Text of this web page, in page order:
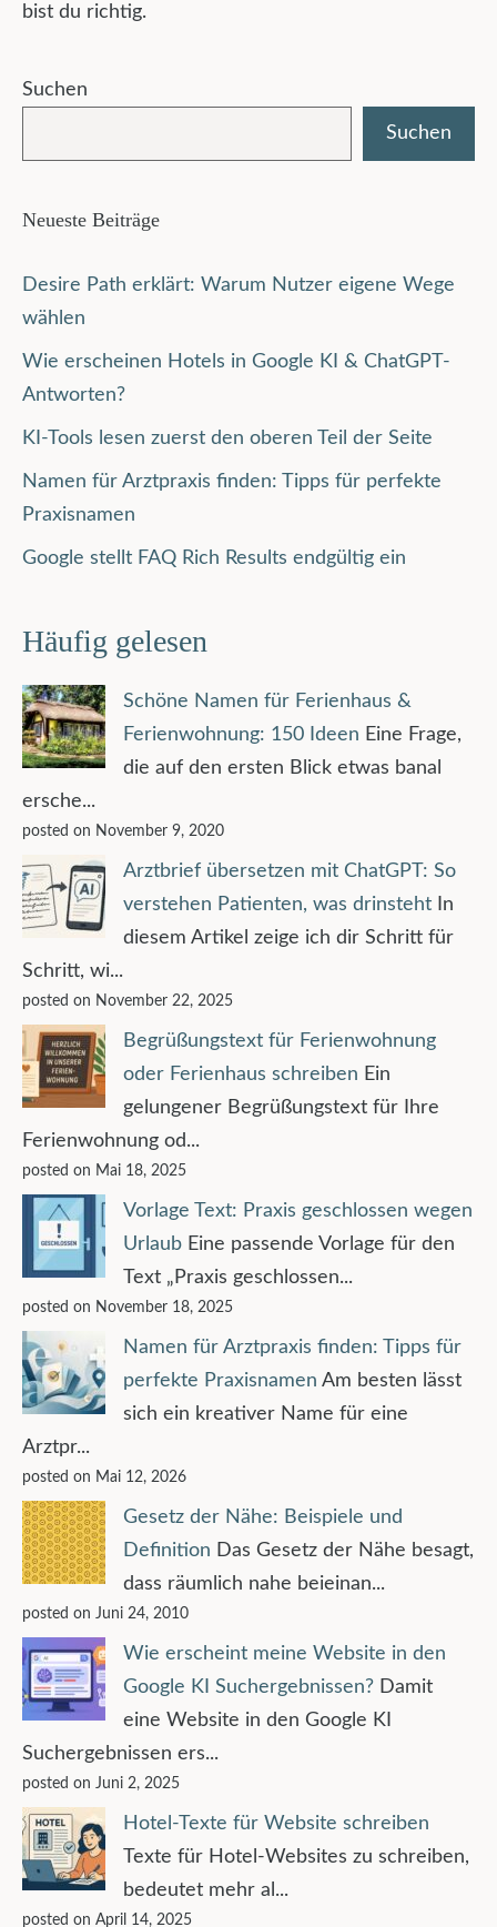
bist du richtig.
Suchen
Suchen
Neueste Beiträge
Desire Path erklärt: Warum Nutzer eigene Wege
wählen
Wie erscheinen Hotels in Google KI & ChatGPT-
Antworten?
KI-Tools lesen zuerst den oberen Teil der Seite
Namen für Arztpraxis finden: Tipps für perfekte
Praxisnamen
Google stellt FAQ Rich Results endgültig ein
Häufig gelesen
Schöne Namen für Ferienhaus &
Ferienwohnung: 150 Ideen Eine Frage,
die auf den ersten Blick etwas banal
ersche...
posted on November 9, 2020
Arztbrief übersetzen mit ChatGPT: So
verstehen Patienten, was drinsteht
In
diesem Artikel zeige ich dir Schritt für
Schritt, wi...
posted on November 22, 2025
Begrüßungstext für Ferienwohnung
oder Ferienhaus schreiben Ein
gelungener Begrüßungstext für Ihre
Ferienwohnung od...
posted on Mai 18, 2025
Vorlage Text: Praxis geschlossen wegen
Urlaub Eine passende Vorlage für den
Text „Praxis geschlossen...
posted on November 18, 2025
Namen für Arztpraxis finden: Tipps für
perfekte Praxisnamen Am besten lässt
sich ein kreativer Name für eine
Arztpr...
posted on Mai 12, 2026
Gesetz der Nähe: Beispiele und
Definition Das Gesetz der Nähe besagt,
dass räumlich nahe beieinan...
posted on Juni 24, 2010
Wie erscheint meine Website in den
Google KI Suchergebnissen? Damit
eine Website in den Google KI
Suchergebnissen ers...
posted on Juni 2, 2025
Hotel-Texte für Website schreiben
Texte für Hotel-Websites zu schreiben,
bedeutet mehr al...
posted on April 14, 2025